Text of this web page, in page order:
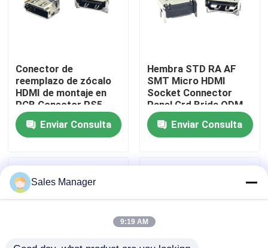
Productos
Conector de enchufe USB
Conectores USB tipo C
Conector hembra DP
Zócalo Micro HDMI
Conector de
reemplazo de zócalo
HDMI de montaje en
PCB Conector PS5
HDMI
Enviar Consulta
Hembra STD RA AF
SMT Micro HDMI
Socket Connector
Panel Grd Brida ODM
Enviar Consulta
Sales Manager
9:19 AM